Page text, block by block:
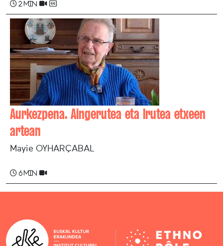
2 min
Aurkezpena. Aingerutea eta Irutea etxeen
artean
Mayie OYHARÇABAL
6 min